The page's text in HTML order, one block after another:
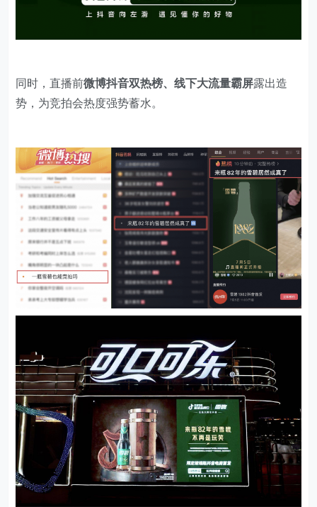
同时，直播前微博抖音双热榜、线下大流量霸屏露出造
势，为竞拍会热度强势蓄水。